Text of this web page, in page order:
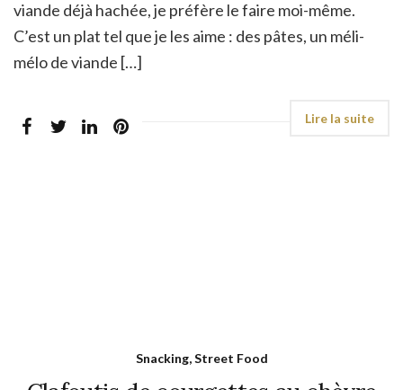
viande déjà hachée, je préfère le faire moi-même.
C’est un plat tel que je les aime : des pâtes, un méli-
mélo de viande […]
Snacking, Street Food